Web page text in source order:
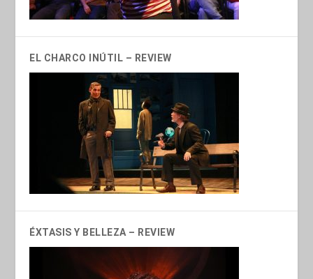
EL CHARCO INÚTIL – REVIEW
ÉXTASIS Y BELLEZA – REVIEW